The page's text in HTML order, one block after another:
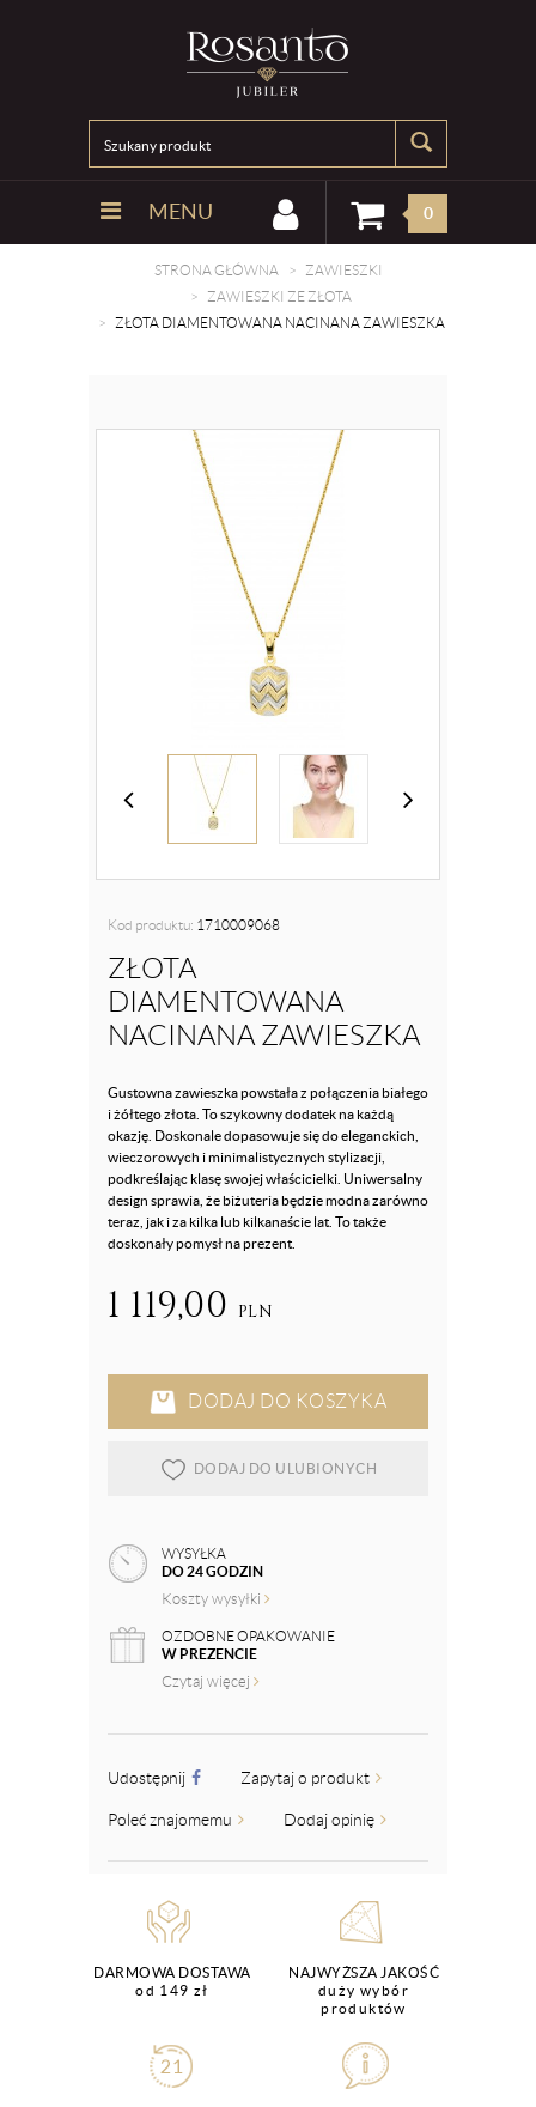
MENU 0
STRONA GŁÓWNA
ZAWIESZKI
ZAWIESZKI ZE ZŁOTA
ZŁOTA DIAMENTOWANA NACINANA ZAWIESZKA
Kod produktu: 1710009068
ZŁOTA
DIAMENTOWANA
NACINANA ZAWIESZKA
Gustowna zawieszka powstała z połączenia białego
i żółtego złota. To szykowny dodatek na każdą
okazję. Doskonale dopasowuje się do eleganckich,
wieczorowych i minimalistycznych stylizacji,
podkreślając klasę swojej właścicielki. Uniwersalny
design sprawia, że biżuteria będzie modna zarówno
teraz, jak i za kilka lub kilkanaście lat. To także
doskonały pomysł na prezent.
1 119,00 PLN
DODAJ DO KOSZYKA
DODAJ DO ULUBIONYCH
WYSYŁKA
DO 24 GODZIN
Koszty wysyłki
OZDOBNE OPAKOWANIE
W PREZENCIE
Czytaj więcej
Udostępnij Zapytaj o produkt
Poleć znajomemu Dodaj opinię
DARMOWA DOSTAWA
od 149 zł
NAJWYŻSZA JAKOŚĆ
duży wybór
produktów